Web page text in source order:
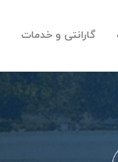
گارانتی و خدمات